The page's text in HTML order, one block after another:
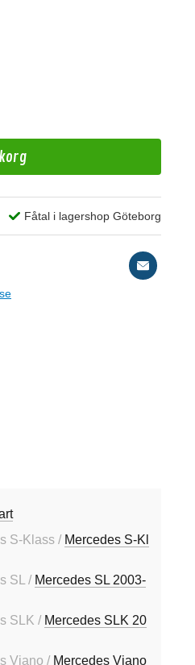
Fåtal i lagershop Göteborg
S-Klass / Mercedes S-Kl
SL / Mercedes SL 2003-
SLK / Mercedes SLK 20
Viano / Mercedes Viano